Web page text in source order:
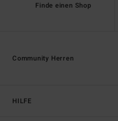
Finde einen Shop
HILFE
Community Herren